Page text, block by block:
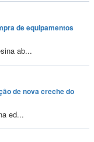
de equipamentos
ab...
de nova creche do
ed...